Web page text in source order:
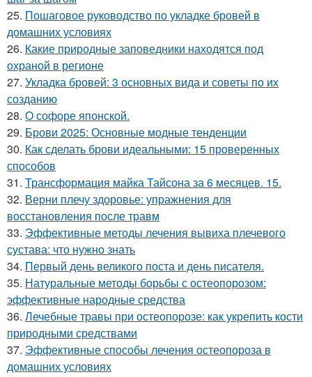
25. Пошаговое руководство по укладке бровей в
домашних условиях
26. Какие природные заповедники находятся под
охраной в регионе
27. Укладка бровей: 3 основных вида и советы по их
созданию
28. О софоре японской.
29. Брови 2025: Основные модные тенденции
30. Как сделать брови идеальными: 15 проверенных
способов
31. Трансформация майка Тайсона за 6 месяцев. 15.
32. Верни плечу здоровье: упражнения для
восстановления после травм
33. Эффективные методы лечения вывиха плечевого
сустава: что нужно знать
34. Первый день великого поста и день писателя.
35. Натуральные методы борьбы с остеопорозом:
эффективные народные средства
36. Лечебные травы при остеопорозе: как укрепить кости
природными средствами
37. Эффективные способы лечения остеопороза в
домашних условиях